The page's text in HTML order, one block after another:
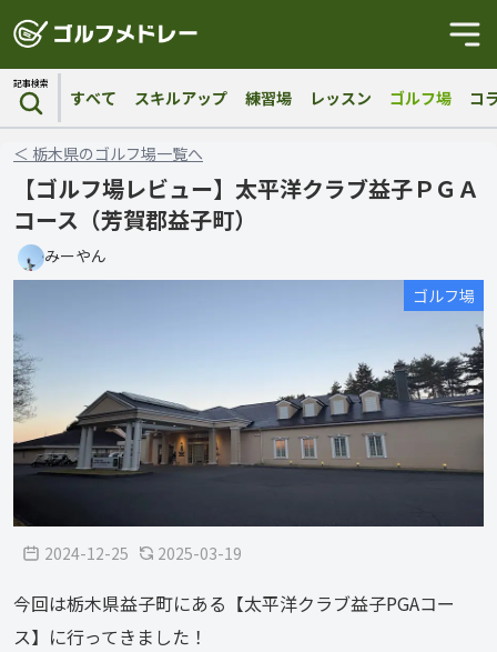
記事検索
すべて スキルアップ 練習場 レッスン ゴルフ場 コ
＜ 栃木県の ゴルフ場一覧へ
【ゴルフ場レビュー】太平洋クラブ益子ＰＧＡ
コース（芳賀郡益子町）
みーやん
ゴルフ場
2024-12-25 2025-03-19
今回は栃木県益子町にある【太平洋クラブ益子PGAコー
ス】に行ってきました！